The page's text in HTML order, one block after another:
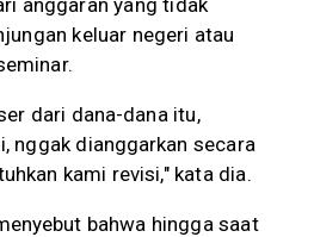
keluar negeri atau
dari dana-dana itu,
nggak dianggarkan secara
kami revisi," kata dia.
bahwa hingga saat